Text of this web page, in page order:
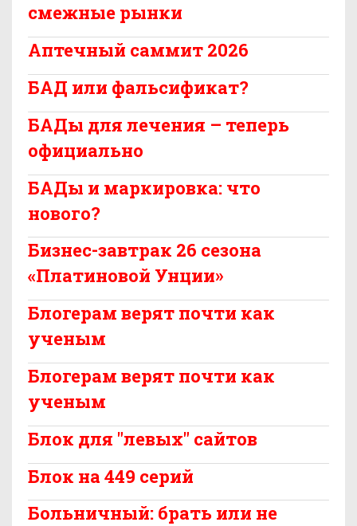
смежные рынки
Аптечный саммит 2026
БАД или фальсификат?
БАДы для лечения – теперь
официально
БАДы и маркировка: что
нового?
Бизнес-завтрак 26 сезона
«Платиновой Унции»
Блогерам верят почти как
ученым
Блогерам верят почти как
ученым
Блок для "левых" сайтов
Блок на 449 серий
Больничный: брать или не